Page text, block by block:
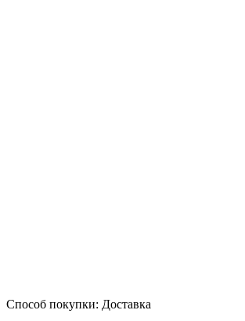
Способ покупки: Доставка